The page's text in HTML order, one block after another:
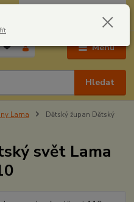
Menu
Hledat
0,00 Kč
Lama
Dětský župan Dětský
svět Lama